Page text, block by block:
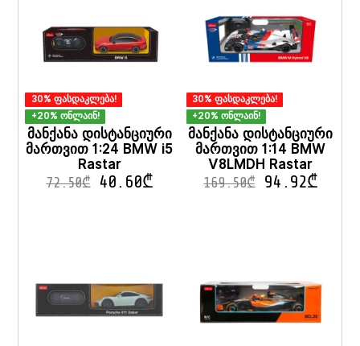
30% ფასდაკლება!
+20% ონლაინ!
მანქანა დისტანციური
მართვით 1:24 BMW i5
Rastar
72.50₾ 40.60₾
30% ფასდაკლება!
+20% ონლაინ!
მანქანა დისტანციური
მართვით 1:14 BMW
V8LMDH Rastar
169.50₾ 94.92₾